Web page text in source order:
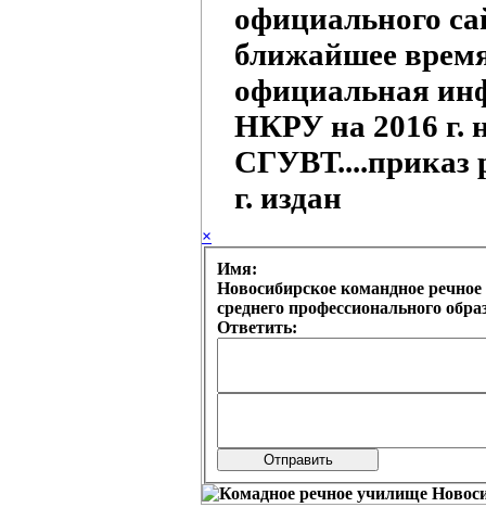
официального
ближайшее
официальная
НКРУ на 2016 г.
СГУВТ....приказ
г. издан
×
Имя:
Новосибирское командное
среднего профессионального
Ответить: